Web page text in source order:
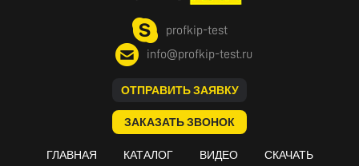
profkip-test
info@profkip-test.ru
ОТПРАВИТЬ ЗАЯВКУ
ЗАКАЗАТЬ ЗВОНОК
ГЛАВНАЯ КАТАЛОГ ВИДЕО СКАЧАТЬ